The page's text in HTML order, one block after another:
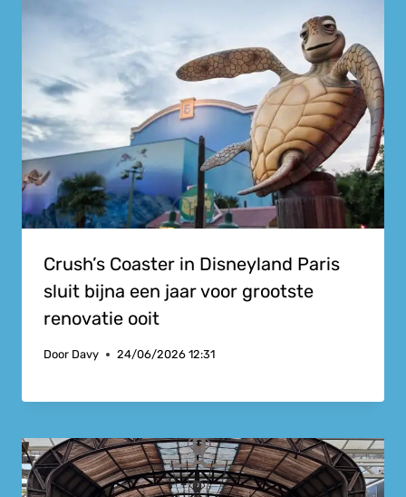
Crush’s Coaster in Disneyland Paris
sluit bijna een jaar voor grootste
renovatie ooit
Door Davy 24/06/2026 12:31